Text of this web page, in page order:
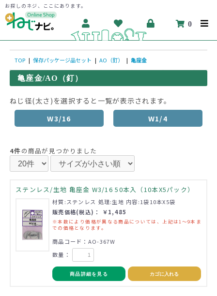
お探しのネジ、ここにあります。
0
TOP | 保存パッケージ品セット | AO（釘） | 亀座金
亀座金/AO（釘）
ねじ径(太さ)を選択すると一覧が表示されます。
W3/16
W1/4
4件の商品が見つかりました
ステンレス/生地 亀座金 W3/16 50本入（10本X5パック）
材質:ステンレス 処理:生地 内容:1袋10本X5袋
販売価格(税込)： ￥1,485
※本数により価格が異なる商品については、上記は1～9本ま
での価格となります。
商品コード：AO-367W
数量：
商品詳細を見る カゴに入れる